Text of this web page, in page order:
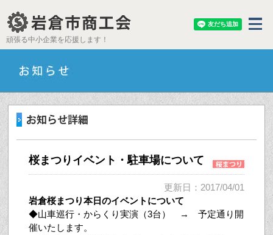
頑張る中小企業を応援します！
桜まつりイベント・駐車場について
更新日：2017/04/01
岩倉桜まつり本日のイベントについて
◆山車巡行・からくり実演（3台） → 予定通り開
催いたします。